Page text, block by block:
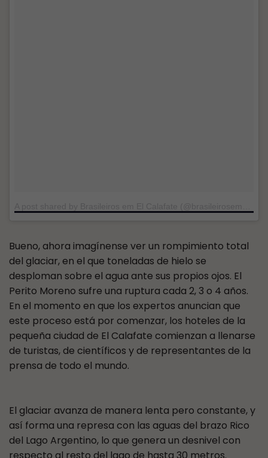
Bueno, ahora imagínense ver un rompimiento total
del glaciar, en el que toneladas de hielo se
desploman sobre el agua ante sus propios ojos. El
Perito Moreno sufre una ruptura cada 2, 3 o 4 años.
En el momento en que los expertos anuncian que
este proceso está por comenzar, los hoteles de la
pequeña ciudad de El Calafate comienzan a llenarse
de turistas, de científicos y de representantes de la
prensa de todo el mundo.
El glaciar avanza de manera lenta pero constante, y
así forma una represa con las aguas del brazo Rico
del Lago Argentino, lo que genera un desnivel con